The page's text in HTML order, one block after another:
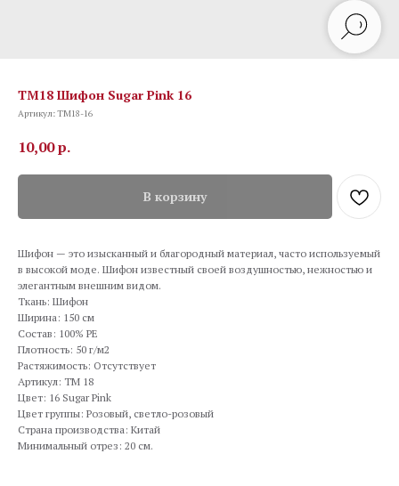
TM18 Шифон Sugar Pink 16
Артикул:TM18-16
10,00р.
В корзину
Шифон — это изысканный и благородный материал, часто используемый
в высокой моде. Шифон известный своей воздушностью, нежностью и
элегантным внешним видом.
Ткань: Шифон
Ширина: 150 см
Состав: 100% PE
Плотность: 50 г/м2
Растяжимость: Отсутствует
Артикул: TM 18
Цвет: 16 Sugar Pink
Цвет группы: Розовый, светло-розовый
Страна производства: Китай
Минимальный отрез: 20 см.